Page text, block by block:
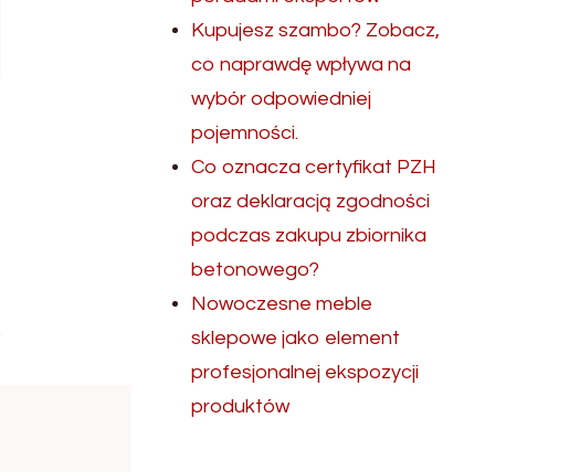
Kupujesz szambo? Zobacz,
co naprawdę wpływa na
wybór odpowiedniej
pojemności.
Co oznacza certyfikat PZH
oraz deklaracją zgodności
podczas zakupu zbiornika
betonowego?
Nowoczesne meble
sklepowe jako element
profesjonalnej ekspozycji
produktów